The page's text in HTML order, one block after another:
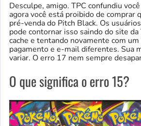
Desculpe, amigo. TPC confundiu
agora você está proibido de comprar
pré-venda do Pitch Black. Os
pode contornar isso saindo do site
cache e tentando novamente com
pagamento e e-mail diferentes. Sua
variar. O erro 17 nem sempre
O que significa o erro 15?